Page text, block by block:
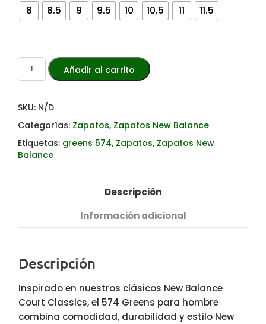
8 8.5 9 9.5 10 10.5 11 11.5
Añadir al carrito
SKU: N/D
Categorías: Zapatos, Zapatos New Balance
Etiquetas: greens 574, Zapatos, Zapatos New
Balance
Descripción
Información adicional
Descripción
Inspirado en nuestros clásicos New Balance
Court Classics, el 574 Greens para hombre
combina comodidad, durabilidad y estilo New